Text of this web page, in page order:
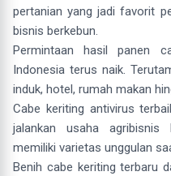
pertanian yang jadi favorit
bisnis berkebun.
Permintaan hasil panen
Indonesia terus naik.
induk, hotel, rumah makan
Cabe keriting antivirus
jalankan usaha agribisnis
memiliki varietas unggulan
Benih cabe keriting terbaru